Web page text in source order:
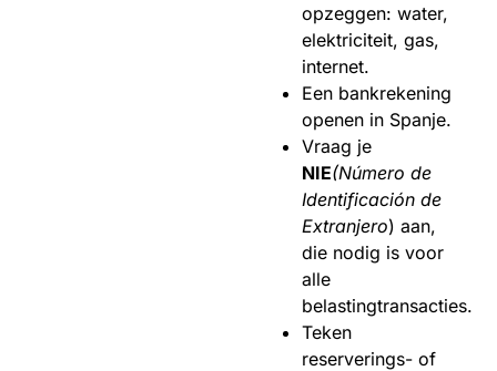
opzeggen: water,
elektriciteit, gas,
internet.
Een bankrekening
openen in Spanje.
Vraag je
NIE(Número de
Identificación de
Extranjero) aan,
die nodig is voor
alle
belastingtransacties.
Teken
reserverings- of